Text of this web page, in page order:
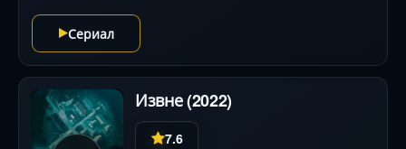
Сериал
Извне (2022)
7.6